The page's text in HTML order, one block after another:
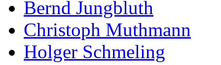
Bernd Jungbluth
Christoph Muthmann
Holger Schmeling